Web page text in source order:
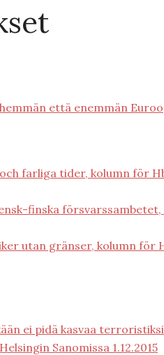
että enemmän
farliga tider, kolumn för
finska försvarssambetet,
utan gränser, kolumn för
ei pidä kasvaa
Sanomissa 1.12.2015